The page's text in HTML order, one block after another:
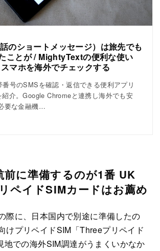
のショートメッセージ）は旅先でも
ことが / MightyTextの便利な使い
マホを海外でチェックする
号のSMSを確認・返信できる便利アプリ
紹介。Google Chromeと連携し海外でも安
要な金融機…
前に準備するのが1番 UK
ペイドSIMカードはお薦め
際に、日本国内で別途に準備したの
けプリペイドSIM「Threeプリペイド
地での海外SIM調達がうまくいかなか